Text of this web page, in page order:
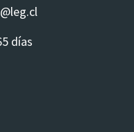
días